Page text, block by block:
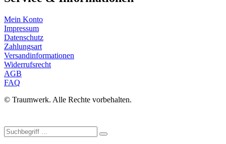
Mein Konto
Impressum
Datenschutz
Zahlungsart
Versandinformationen
Widerrufsrecht
AGB
FAQ
© Traumwerk. Alle Rechte vorbehalten.